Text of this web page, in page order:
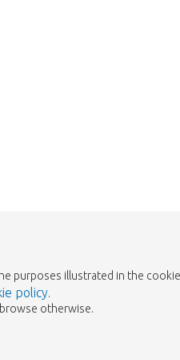
purposes illustrated in the cookie
policy.
otherwise.